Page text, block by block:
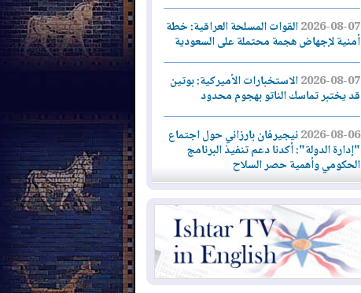
2026-08-07القوات المسلحة العراقية: خطة
أمنية لإجهاض هجمة محتملة على السعودية
2026-08-07الاستخبارات الأميركية: بوتين
قد يختبر تماسك الناتو بهجوم محدود
2026-08-06نيجيرفان بارزاني حول اجتماع
"إدارة الدولة": أكدنا دعم تنفيذ البرنامج
الحكومي وأهمية حصر السلاح
2026-08-06ائتلاف ادارة الدولة: من
يقومون بسلوك يهدد امن البلاد خارجون عن
القانون يجب محاربتهم
2026-08-06بعد هجومين قرب باب المندب..